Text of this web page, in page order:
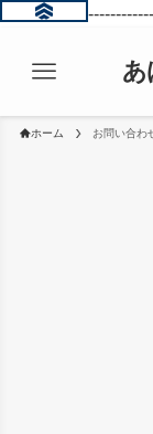
ホーム お問い合わ